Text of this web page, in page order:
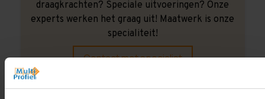
draagkrachten? Speciale uitvoeringen? Onze
experts werken het graag uit! Maatwerk is onze
specialiteit!
Contact met specialist